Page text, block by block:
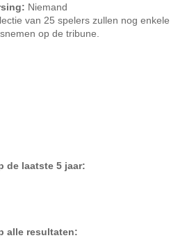
Niemand
van 25 spelers zullen nog enkele
op de tribune.
de laatste 5 jaar:
alle resultaten: